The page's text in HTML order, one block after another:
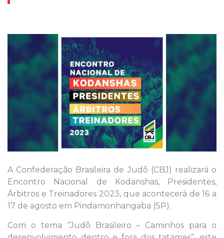
A Confederação Brasileira de Judô (CBJ) realizará o
Encontro Nacional de Kodanshas, Presidentes,
Árbitros e Treinadores 2023, que acontecerá de 16 a
17 de agosto em Pindamonhangaba (SP).
Com o tema “Judô Brasileiro – Caminhos para o